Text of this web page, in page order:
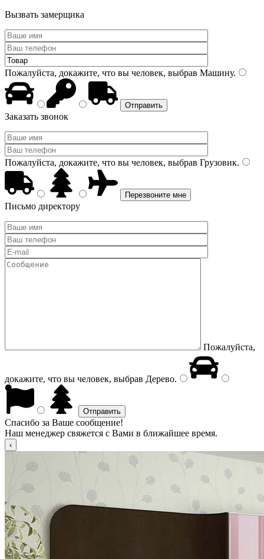
Вызвать замерщика
Пожалуйста, докажите, что вы человек, выбрав Машину.
Заказать звонок
Пожалуйста, докажите, что вы человек, выбрав Грузовик.
Письмо директору
Пожалуйста,
докажите, что вы человек, выбрав Дерево.
Спасибо за Ваше сообщение!
Наш менеджер свяжется с Вами в ближайшее время.